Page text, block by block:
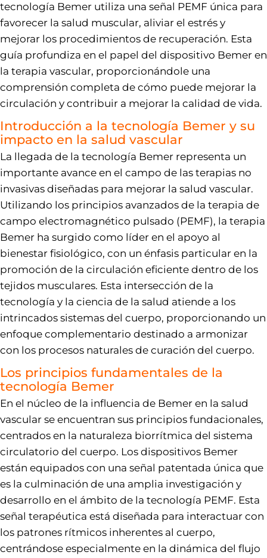
tecnología Bemer utiliza una señal PEMF única para
favorecer la salud muscular, aliviar el estrés y
mejorar los procedimientos de recuperación. Esta
guía profundiza en el papel del dispositivo Bemer en
la terapia vascular, proporcionándole una
comprensión completa de cómo puede mejorar la
circulación y contribuir a mejorar la calidad de vida.
Introducción a la tecnología Bemer y su
impacto en la salud vascular
La llegada de la tecnología Bemer representa un
importante avance en el campo de las terapias no
invasivas diseñadas para mejorar la salud vascular.
Utilizando los principios avanzados de la terapia de
campo electromagnético pulsado (PEMF), la terapia
Bemer ha surgido como líder en el apoyo al
bienestar fisiológico, con un énfasis particular en la
promoción de la circulación eficiente dentro de los
tejidos musculares. Esta intersección de la
tecnología y la ciencia de la salud atiende a los
intrincados sistemas del cuerpo, proporcionando un
enfoque complementario destinado a armonizar
con los procesos naturales de curación del cuerpo.
Los principios fundamentales de la
tecnología Bemer
En el núcleo de la influencia de Bemer en la salud
vascular se encuentran sus principios fundacionales,
centrados en la naturaleza biorrítmica del sistema
circulatorio del cuerpo. Los dispositivos Bemer
están equipados con una señal patentada única que
es la culminación de una amplia investigación y
desarrollo en el ámbito de la tecnología PEMF. Esta
señal terapéutica está diseñada para interactuar con
los patrones rítmicos inherentes al cuerpo,
centrándose especialmente en la dinámica del flujo